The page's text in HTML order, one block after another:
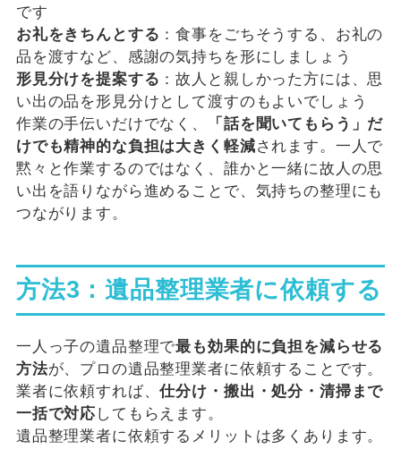
です
お礼をきちんとする ：食事をごちそうする、お礼の
品を渡すなど、感謝の気持ちを形にしましょう
形見分けを提案する ：故人と親しかった方には、思
い出の品を形見分けとして渡すのもよいでしょう
作業の手伝いだけでなく、
「話を聞いてもらう」だ
けでも精神的な負担は大きく軽減されます。一人で
黙々と作業するのではなく、誰かと一緒に故人の思
い出を語りながら進めることで、気持ちの整理にも
つながります。
方法3：遺品整理業者に依頼する
一人っ子の遺品整理で最も効果的に負担を減らせる
方法が、プロの遺品整理業者に依頼することです。
業者に依頼すれば、仕分け・搬出・処分・清掃まで
一括で対応 してもらえます。
遺品整理業者に依頼するメリットは多くあります。